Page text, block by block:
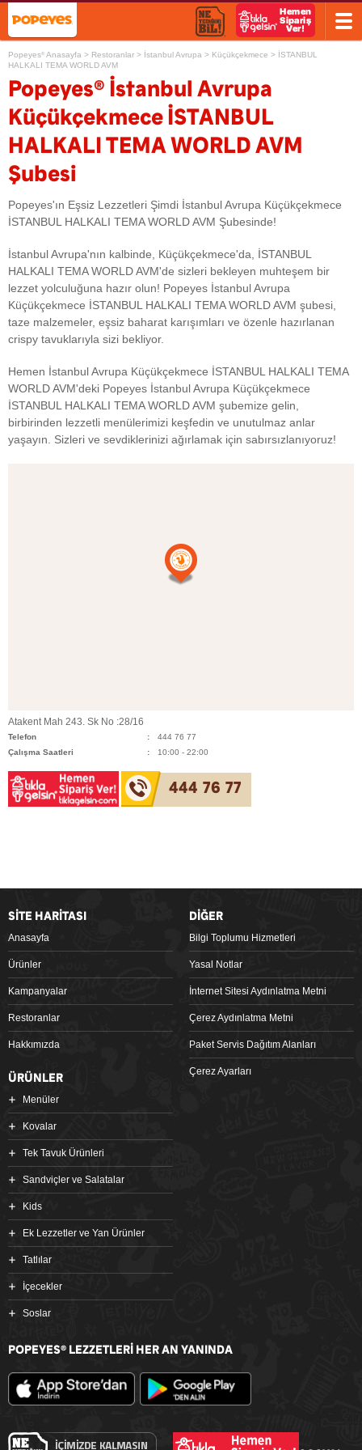
Popeyes® Anasayfa > Restoranlar > İstanbul Avrupa > Küçükçekmece > İSTANBUL
HALKALI TEMA WORLD AVM
Popeyes®
İstanbul Avrupa
Küçükçekmece İSTANBUL
HALKALI TEMA WORLD AVM
Şubesi
Popeyes'ın Eşsiz Lezzetleri Şimdi İstanbul Avrupa Küçükçekmece
İSTANBUL HALKALI TEMA WORLD AVM Şubesinde!
İstanbul Avrupa'nın kalbinde, Küçükçekmece'da, İSTANBUL
HALKALI TEMA WORLD AVM'de sizleri bekleyen muhteşem bir
lezzet yolculuğuna hazır olun! Popeyes İstanbul Avrupa
Küçükçekmece İSTANBUL HALKALI TEMA WORLD AVM şubesi,
taze malzemeler, eşsiz baharat karışımları ve özenle hazırlanan
crispy tavuklarıyla sizi bekliyor.
Hemen İstanbul Avrupa Küçükçekmece İSTANBUL HALKALI TEMA
WORLD AVM'deki Popeyes İstanbul Avrupa Küçükçekmece
İSTANBUL HALKALI TEMA WORLD AVM şubemize gelin,
birbirinden lezzetli menülerimizi keşfedin ve unutulmaz anlar
yaşayın. Sizleri ve sevdiklerinizi ağırlamak için sabırsızlanıyoruz!
Atakent Mah 243. Sk No :28/16
Telefon
444 76 77
Çalışma Saatleri
10:00 - 22:00
444 76 77
SİTE HARİTASI
Anasayfa
Ürünler
Kampanyalar
Restoranlar
Hakkımızda
DİĞER
Bilgi Toplumu Hizmetleri
Yasal Notlar
İnternet Sitesi Aydınlatma Metni
Çerez Aydınlatma Metni
Paket Servis Dağıtım Alanları
Çerez Ayarları
ÜRÜNLER
Menüler
Kovalar
Tek Tavuk Ürünleri
Sandviçler ve Salatalar
Kids
Ek Lezzetler ve Yan Ürünler
Tatlılar
İçecekler
Soslar
POPEYES® LEZZETLERİ HER AN YANINDA